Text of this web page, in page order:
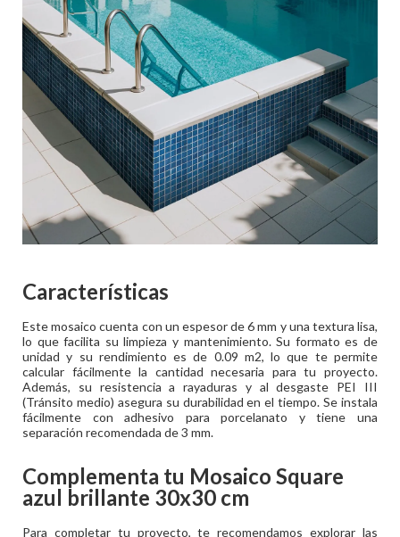
Características
Este mosaico cuenta con un espesor de 6 mm y una textura lisa,
lo que facilita su limpieza y mantenimiento. Su formato es de
unidad y su rendimiento es de 0.09 m2, lo que te permite
calcular fácilmente la cantidad necesaria para tu proyecto.
Además, su resistencia a rayaduras y al desgaste PEI III
(Tránsito medio) asegura su durabilidad en el tiempo. Se instala
fácilmente con adhesivo para porcelanato y tiene una
separación recomendada de 3 mm.
Complementa tu Mosaico Square
azul brillante 30x30 cm
Para completar tu proyecto, te recomendamos explorar las